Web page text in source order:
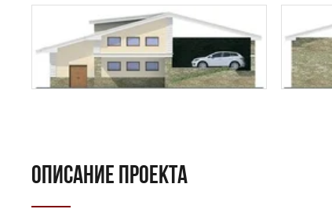
ОПИСАНИЕ ПРОЕКТА